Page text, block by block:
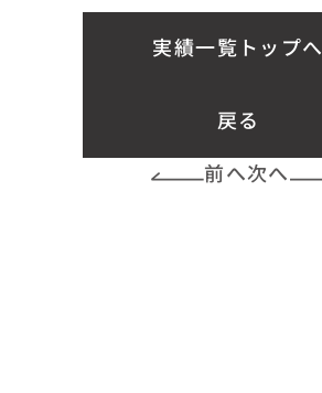
実績一覧トップへ
戻る
前へ次へ